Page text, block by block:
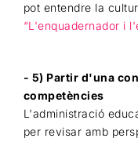
pot entendre la
“L'enquadernador i
- 5) Partir d'una
competències
L'administració
per revisar amb